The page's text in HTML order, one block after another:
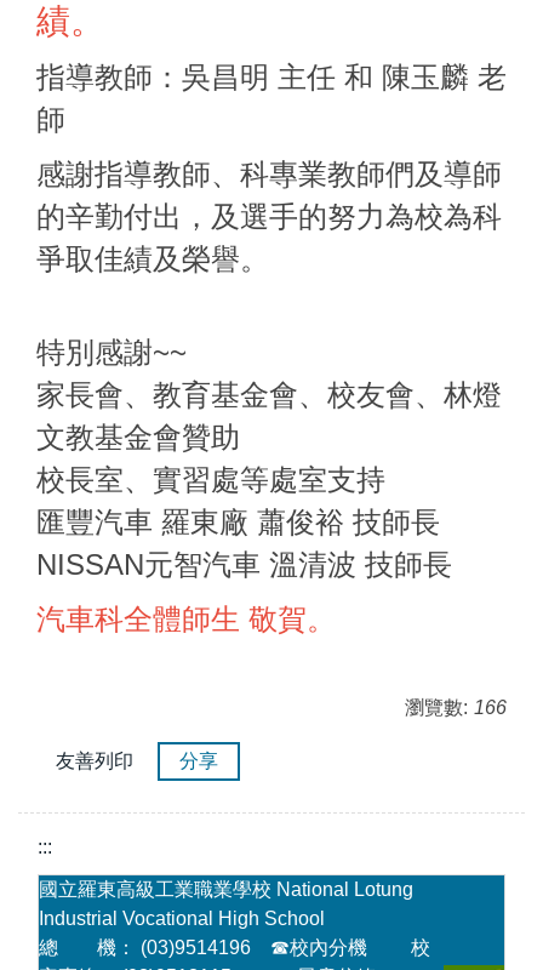
績。
指導教師：吳昌明 主任 和 陳玉麟 老
師
感謝指導教師、科專業教師們及導師
的辛勤付出，及選手的努力為校為科
爭取佳績及榮譽。
特別感謝~~
家長會、教育基金會、校友會、林燈
文教基金會贊助
校長室、實習處等處室支持
匯豐汽車 羅東廠 蕭俊裕 技師長
NISSAN元智汽車 溫清波 技師長
汽車科全體師生 敬賀。
瀏覽數: 166
友善列印 分享
:::
國立羅東高級工業職業學校 National Lotung
Industrial Vocational High School
總 機： (03)9514196 ☎校內分機
校